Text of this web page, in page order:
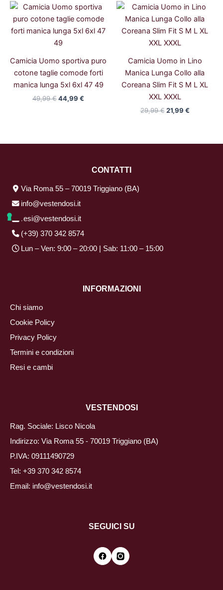
Camicia Uomo sportiva puro
cotone taglie comode forti
manica lunga 5xl 6xl 47 49
49,99€
Il
prezzo
originale
era:
49,99 €.
44,99 €
Il
attuale
è:
Camicia Uomo in Lino
Manica Lunga Collo alla
Coreana Slim Fit S M L XL
XXL XXXL
29,99€
Il
originale
era:
29,99 €.
21,99 €
Il
attuale
è:
CONTATTI
Via Roma 55 – 70019 Triggiano (BA)
info@vestendosi.it
resi@vestendosi.it
(+39) 370 342 8574
Lun – Ven: 9:00 – 20:00 | Sab: 11:00 – 15:00
INFORMAZIONI
Chi siamo
Cookie Policy
Privacy Policy
Termini e condizioni
Resi e cambi
VESTENDOSI
Rag. Sociale: Lisco Nicola
Indirizzo: Via Roma 55 - 70019 Triggiano (BA)
P.IVA: 09111490729
Tel: +39 370 342 8574
Email: info@vestendosi.it
SEGUICI SU